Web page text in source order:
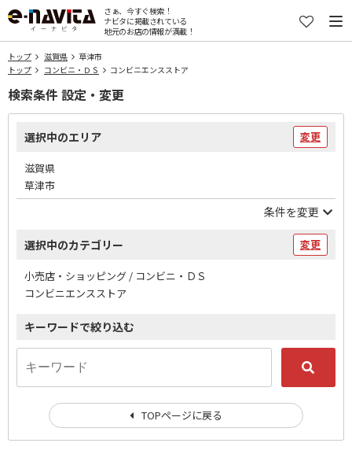
さぁ、今すぐ検索！
ナビタに掲載されている
地元のお店の情報が満載！
トップ 滋賀県
草津市
トップ
コンビニ・ＤＳ コンビニエンスストア
検索条件 設定・変更
選択中のエリア 変更
滋賀県
草津市
条件を変更
選択中のカテゴリー 変更
小売店・ショッピング / コンビニ・ＤＳ
コンビニエンスストア
キーワードで絞り込む
TOPページに戻る